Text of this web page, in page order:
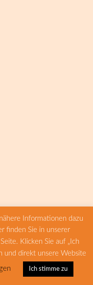
Informationen dazu
finden Sie in unserer
Klicken Sie auf „Ich
und direkt unsere Website
Ich stimme zu